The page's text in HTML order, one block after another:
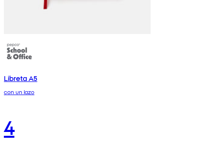
Libreta A5
con un lazo
4